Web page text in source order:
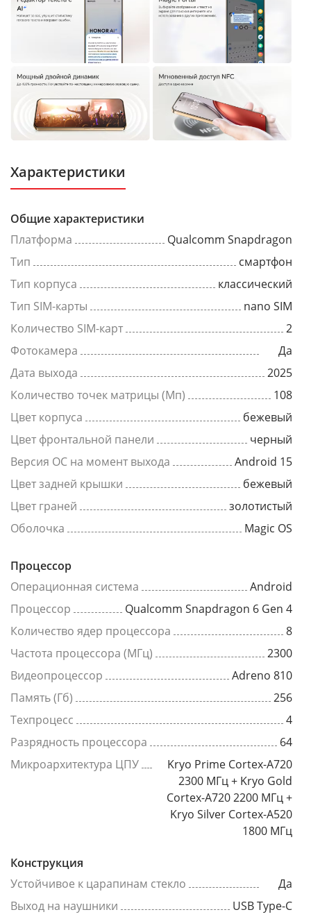
Характеристики
Общие характеристики
Платформа
Qualcomm Snapdragon
Тип
смартфон
Тип корпуса
классический
Тип SIM-карты
nano SIM
Количество SIM-карт
2
Фотокамера
Да
Дата выхода
2025
Количество точек матрицы (Мп)
108
Цвет корпуса
бежевый
Цвет фронтальной панели
черный
Версия ОС на момент выхода
Android 15
Цвет задней крышки
бежевый
Цвет граней
золотистый
Оболочка
Magic OS
Процессор
Операционная система
Android
Процессор
Qualcomm Snapdragon 6 Gen 4
Количество ядер процессора
8
Частота процессора (МГц)
2300
Видеопроцессор
Adreno 810
Память (Гб)
256
Техпроцесс
4
Разрядность процессора
64
Микроархитектура ЦПУ
Kryo Prime Cortex-A720
2300 МГц + Kryo Gold
Cortex-A720 2200 МГц +
Kryo Silver Cortex-A520
1800 МГц
Конструкция
Устойчивое к царапинам стекло
Да
Выход на наушники
USB Type-C